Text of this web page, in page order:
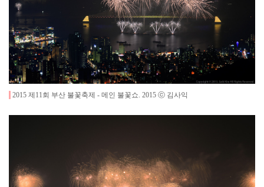
2015 제11회 부산 불꽃축제 - 메인 불꽃쇼 2015 ⓒ 김사익